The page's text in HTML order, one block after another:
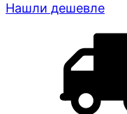
Нашли дешевле